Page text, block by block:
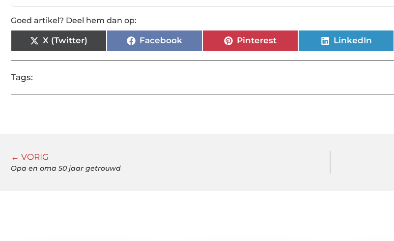
Goed artikel? Deel hem dan op:
X (Twitter) Facebook Pinterest LinkedIn
Tags:
← VORIG
Opa en oma 50 jaar getrouwd